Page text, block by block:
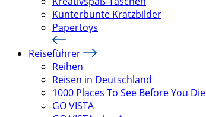
Kunterbunte Kratzbilder
Papertoys
Reiseführer
Reihen
Reisen in Deutschland
1000 Places To See Before You Die
GO VISTA